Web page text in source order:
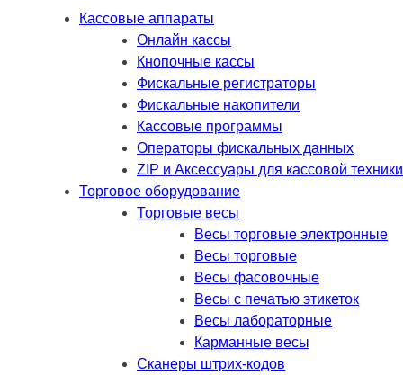
Кассовые аппараты
Онлайн кассы
Кнопочные кассы
Фискальные регистраторы
Фискальные накопители
Кассовые программы
Операторы фискальных данных
ZIP и Аксессуары для кассовой техники
Торговое оборудование
Торговые весы
Весы торговые электронные
Весы торговые
Весы фасовочные
Весы с печатью этикеток
Весы лабораторные
Карманные весы
Сканеры штрих-кодов